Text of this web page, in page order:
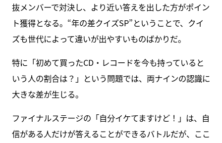
抜メンバーで対決し、より近い答えを出した方がポイン
ト獲得となる。“年の差クイズSP”ということで、クイ
ズも世代によって違いが出やすいものばかりだ。
特に「初めて買ったCD・レコードを今も持っていると
いう人の割合は？」という問題では、両ナインの認識に
大きな差が生じる。
ファイナルステージの「自分イケてますけど！」は、自
信がある人だけが答えることができるバトルだが、ここ